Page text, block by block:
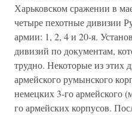
Харьковском сражении в
четыре пехотные дивизии
армии: 1, 2, 4 и 20-я.
дивизий по документам,
трудно. Некоторые из этих
армейского румынского
немецких 3-го армейского
го армейских корпусов.